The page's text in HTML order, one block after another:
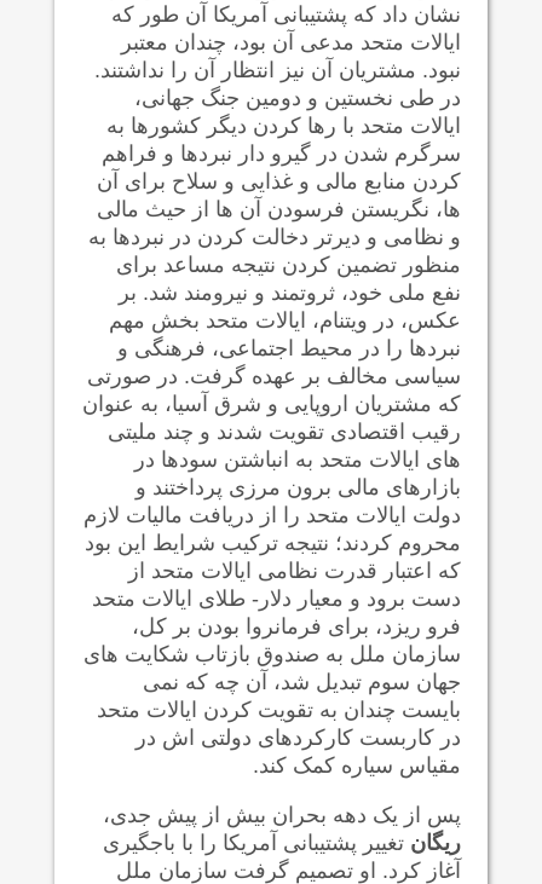
نشان داد که پشتیبانی آمریکا آن طور که
ایالات متحد مدعی آن بود، چندان معتبر
نبود. مشتریان آن نیز انتظار آن را نداشتند.
در طی نخستین و دومین جنگ جهانی،
ایالات متحد با رها کردن دیگر کشورها به
سرگرم شدن در گیرو دار نبردها و فراهم
کردن منابع مالی و غذایی و سلاح برای آن
ها، نگریستن فرسودن آن ها از حیث مالی
و نظامی و دیرتر دخالت کردن در نبردها به
منظور تضمین کردن نتیجه مساعد برای
نفع ملی خود، ثروتمند و نیرومند شد. بر
عکس، در ویتنام، ایالات متحد بخش مهم
نبردها را در محیط اجتماعی، فرهنگی و
سیاسی مخالف بر عهده گرفت. در صورتی
که مشتریان اروپایی و شرق آسیا، به عنوان
رقیب اقتصادی تقویت شدند و چند ملیتی
های ایالات متحد به انباشتن سودها در
بازارهای مالی برون مرزی پرداختند و
دولت ایالات متحد را از دریافت مالیات لازم
محروم کردند؛ نتیجه ترکیب شرایط این بود
که اعتبار قدرت نظامی ایالات متحد از
دست برود و معیار دلار- طلای ایالات متحد
فرو ریزد، برای فرمانروا بودن بر کل،
سازمان ملل به صندوق بازتاب شکایت های
جهان سوم تبدیل شد، آن چه که نمی
بایست چندان به تقویت کردن ایالات متحد
در کاربست کارکردهای دولتی اش در
مقیاس سیاره کمک کند.
پس از یک دهه بحران بیش از پیش جدی،
ریگان تغییر پشتیبانی آمریکا را با باجگیری
آغاز کرد. او تصمیم گرفت سازمان ملل